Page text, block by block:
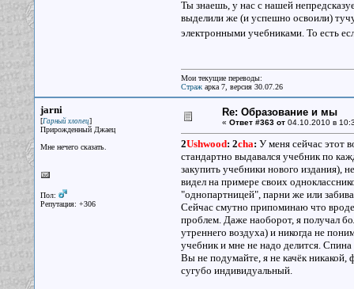
Ты знаешь, у нас с нашей
выделили же (и успешно освоили)
электронными учебниками. То есть
Мои текущие переводы:
Стражарка 7, версия 30.07.26
jarni
[Гарный хлопец]
Прирожденный Джаец
Мне нечего сказать.
Пол:
Репутация: +306
Re: Образование и мы
« Ответ #363 от04.10.2010 в
2Ushwood: 2cha: У меня сейчас этот
стандартно выдавался учебник по
закупить учебники нового издания),
видел на примере своих
"однопартницей", парни же или
Сейчас смутно припоминаю что
проблем. Даже наоборот, я получал
утреннего воздуха) и никогда не
учебник и мне не надо делится.
Вы не подумайте, я не качёк
сугубо индивидуальный.